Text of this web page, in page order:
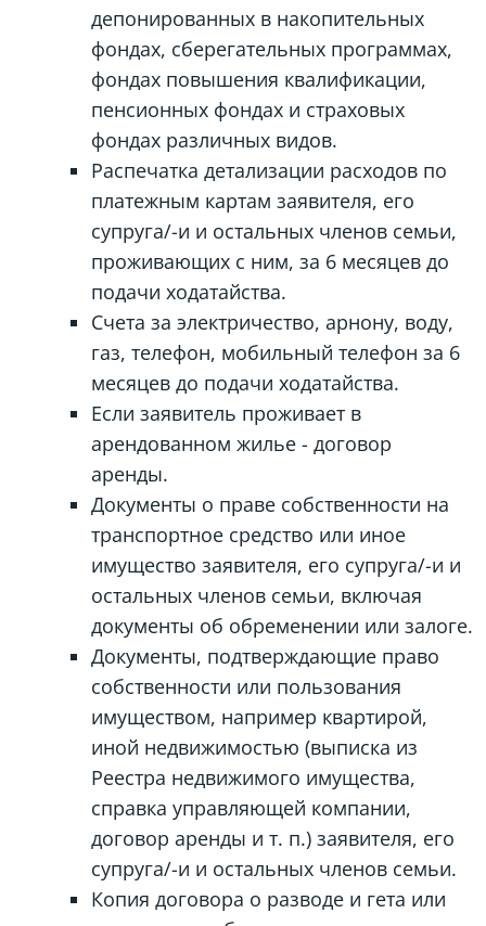
депонированных в накопительных
фондах, сберегательных программах,
фондах повышения квалификации,
пенсионных фондах и страховых
фондах различных видов.
Распечатка детализации расходов по
платежным картам заявителя, его
супруга/-и и остальных членов семьи,
проживающих с ним, за 6 месяцев до
подачи ходатайства.
Счета за электричество, арнону, воду,
газ, телефон, мобильный телефон за 6
месяцев до подачи ходатайства.
Если заявитель проживает в
арендованном жилье - договор
аренды.
Документы о праве собственности на
транспортное средство или иное
имущество заявителя, его супруга/-и и
остальных членов семьи, включая
документы об обременении или залоге.
Документы, подтверждающие право
собственности или пользования
имуществом, например квартирой,
иной недвижимостью (выписка из
Реестра недвижимого имущества,
справка управляющей компании,
договор аренды и т. п.) заявителя, его
супруга/-и и остальных членов семьи.
Копия договора о разводе и гета или